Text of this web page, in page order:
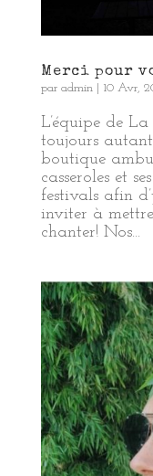
Merci pour
par admin| 10 Avr,
L’équipe de
toujours
boutique
casseroles et
festivals afin
inviter à
chanter! Nos...